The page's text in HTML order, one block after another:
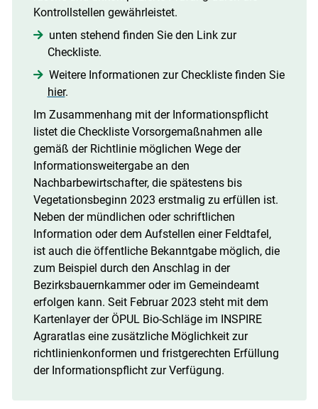
Kontrollstellen gewährleistet.
unten stehend finden Sie den Link zur
Checkliste.
Weitere Informationen zur Checkliste finden Sie
hier.
Im Zusammenhang mit der Informationspflicht
listet die Checkliste Vorsorgemaßnahmen alle
gemäß der Richtlinie möglichen Wege der
Informationsweitergabe an den
Nachbarbewirtschafter, die spätestens bis
Vegetationsbeginn 2023 erstmalig zu erfüllen ist.
Neben der mündlichen oder schriftlichen
Information oder dem Aufstellen einer Feldtafel,
ist auch die öffentliche Bekanntgabe möglich, die
zum Beispiel durch den Anschlag in der
Bezirksbauernkammer oder im Gemeindeamt
erfolgen kann. Seit Februar 2023 steht mit dem
Kartenlayer der ÖPUL Bio-Schläge im INSPIRE
Agraratlas eine zusätzliche Möglichkeit zur
richtlinienkonformen und fristgerechten Erfüllung
der Informationspflicht zur Verfügung.